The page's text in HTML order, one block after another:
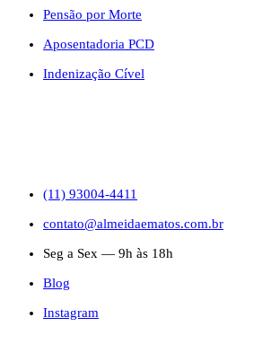
Pensão por Morte
Aposentadoria PCD
Indenização Cível
(11) 93004-4411
contato@almeidaematos.com.br
Seg a Sex — 9h às 18h
Blog
Instagram